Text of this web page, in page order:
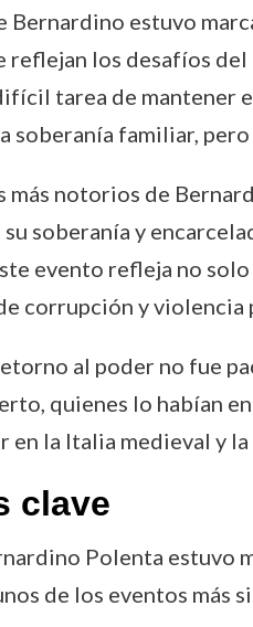
Bernardino estuvo
reflejan los desafíos
tarea de mantener
soberanía familiar,
más notorios de
su soberanía y
evento refleja no
corrupción y violencia
al poder no fue
quienes lo habían
en la Italia medieval y
clave
Polenta estuvo
de los eventos más